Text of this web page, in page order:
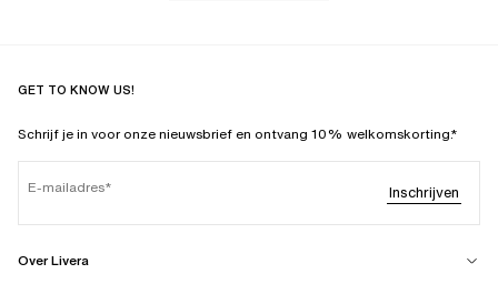
GET TO KNOW US!
Schrijf je in voor onze nieuwsbrief en ontvang 10% welkomskorting.*
E-mailadres Inschrijven
Over Livera